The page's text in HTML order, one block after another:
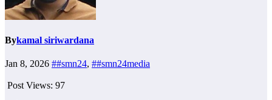
Bykamal siriwardana
Jan 8, 2026 ##smn24, ##smn24media
Post Views: 97